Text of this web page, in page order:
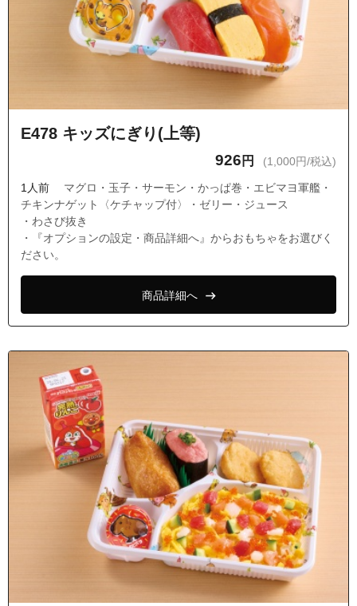
E478 キッズにぎり(上等)
926 円 (1,000円/税込)
1人前
マグロ・玉子・サーモン・かっぱ巻・エビマヨ軍艦・
チキンナゲット〈ケチャップ付〉・ゼリー・ジュース
・わさび抜き
・『オプションの設定・商品詳細へ』からおもちゃをお選びく
ださい。
商品詳細へ